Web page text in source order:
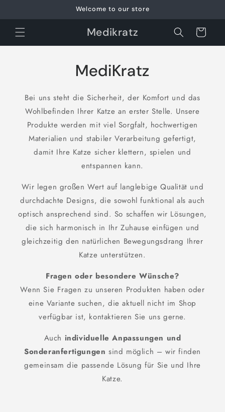
au
contenu
Welcome to our store
Medikratz Panier
MediKratz
Bei uns steht die Sicherheit, der Komfort und das
Wohlbefinden Ihrer Katze an erster Stelle. Unsere
Produkte werden mit viel Sorgfalt, hochwertigen
Materialien und stabiler Verarbeitung gefertigt,
damit Ihre Katze sicher klettern, spielen und
entspannen kann.
Wir legen großen Wert auf langlebige Qualität und
durchdachte Designs, die sowohl funktional als auch
optisch ansprechend sind. So schaffen wir Lösungen,
die sich harmonisch in Ihr Zuhause einfügen und
gleichzeitig den natürlichen Bewegungsdrang Ihrer
Katze unterstützen.
Fragen oder besondere Wünsche?
Wenn Sie Fragen zu unseren Produkten haben oder
eine Variante suchen, die aktuell nicht im Shop
verfügbar ist, kontaktieren Sie uns gerne.
Auch individuelle Anpassungen und
Sonderanfertigungen sind möglich – wir finden
gemeinsam die passende Lösung für Sie und Ihre
Katze.